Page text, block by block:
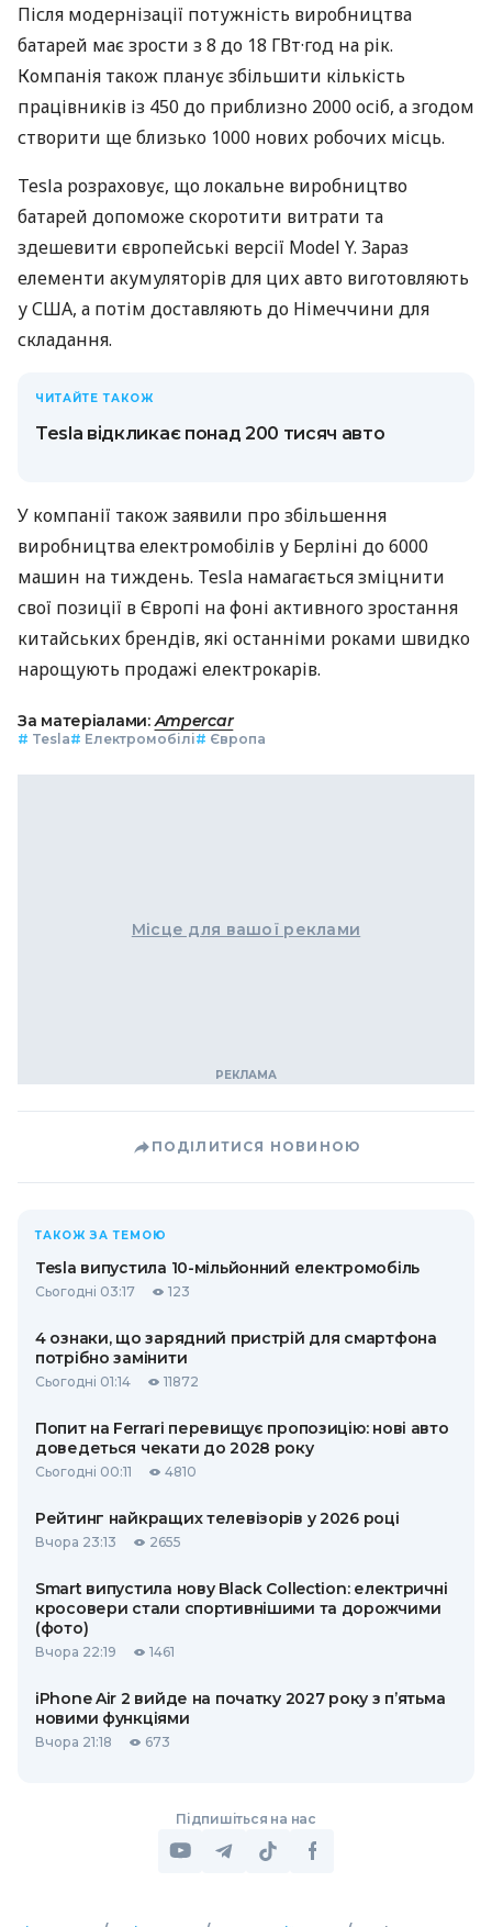
Після модернізації потужність виробництва
батарей має зрости з 8 до 18 ГВт·год на рік.
Компанія також планує збільшити кількість
працівників із 450 до приблизно 2000 осіб, а згодом
створити ще близько 1000 нових робочих місць.
Tesla розраховує, що локальне виробництво
батарей допоможе скоротити витрати та
здешевити європейські версії Model Y. Зараз
елементи акумуляторів для цих авто виготовляють
у США, а потім доставляють до Німеччини для
складання.
ЧИТАЙТЕ ТАКОЖ
Tesla відкликає понад 200 тисяч авто
У компанії також заявили про збільшення
виробництва електромобілів у Берліні до 6000
машин на тиждень. Tesla намагається зміцнити
свої позиції в Європі на фоні активного зростання
китайських брендів, які останніми роками швидко
нарощують продажі електрокарів.
За матеріалами:Ampercar
# Tesla# Електромобілі# Європа
Місце для вашої реклами
ПОДІЛИТИСЯ НОВИНОЮ
ТАКОЖ ЗА ТЕМОЮ
Tesla випустила 10-мільйонний електромобіль
Сьогодні 03:17 123
4 ознаки, що зарядний пристрій для смартфона
потрібно замінити
Сьогодні 01:14 11872
Попит на Ferrari перевищує пропозицію: нові авто
доведеться чекати до 2028 року
Сьогодні 00:11 4810
Рейтинг найкращих телевізорів у 2026 році
Вчора 23:13 2655
Smart випустила нову Black Collection: електричні
кросовери стали спортивнішими та дорожчими
(фото)
Вчора 22:19 1461
iPhone Air 2 вийде на початку 2027 року з п’ятьма
новими функціями
Вчора 21:18 673
Підпишіться на нас